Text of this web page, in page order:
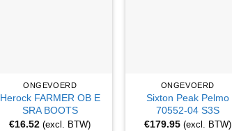
ONGEVOERD
Herock FARMER OB E
SRA BOOTS
€16.52 (excl. BTW)
ONGEVOERD
Sixton Peak Pelmo
70552-04 S3S
€179.95 (excl. BTW)